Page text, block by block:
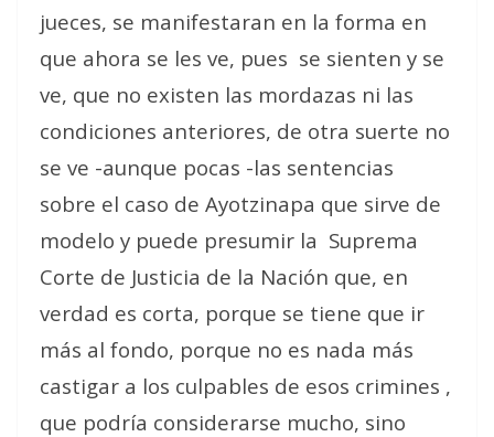
jueces, se manifestaran en la forma en
que ahora se les ve, pues se sienten y se
ve, que no existen las mordazas ni las
condiciones anteriores, de otra suerte no
se ve -aunque pocas -las sentencias
sobre el caso de Ayotzinapa que sirve de
modelo y puede presumir la Suprema
Corte de Justicia de la Nación que, en
verdad es corta, porque se tiene que ir
más al fondo, porque no es nada más
castigar a los culpables de esos crimines ,
que podría considerarse mucho, sino